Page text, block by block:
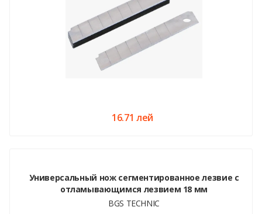
16.71 лей
Универсальный нож сегментированное лезвие с
отламывающимся лезвием 18 мм
BGS TECHNIC